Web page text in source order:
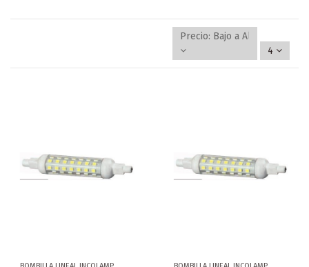
Precio: Bajo a Alto
4